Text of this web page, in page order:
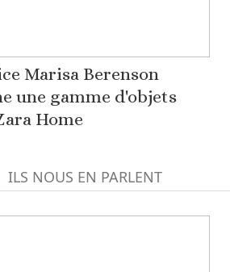
Marisa Berenson
une gamme d'objets
Home
ILS NOUS EN PARLENT